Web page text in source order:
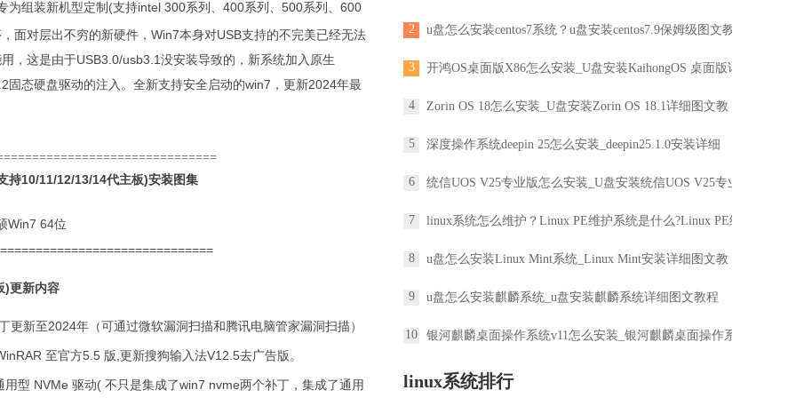
2 u盘怎么安装centos7系统？u盘安装centos7.9保姆级图文教
3 开鸿OS桌面版X86怎么安装_U盘安装KaihongOS 桌面版详
4 Zorin OS 18怎么安装_U盘安装Zorin OS 18.1详细图文教
5 深度操作系统deepin 25怎么安装_deepin25.1.0安装详细
6 统信UOS V25专业版怎么安装_U盘安装统信UOS V25专业版
7 linux系统怎么维护？Linux PE维护系统是什么?Linux PE维
8 u盘怎么安装Linux Mint系统_Linux Mint安装详细图文教
9 u盘怎么安装麒麟系统_u盘安装麒麟系统详细图文教程
10 银河麒麟桌面操作系统v11怎么安装_银河麒麟桌面操作系
linux系统排行
为组装新机型定制(支持intel 300系列、400系列 500系列
、600
面对层出不穷的新硬件，Win7本身对USB支持的不完美已经无法
，这是由于USB3.0/usb3.1没安装导致的，新系统加入原生
态硬盘驱动的注入。全新支持安全启动的win7，更新2024年最
持10/11/12/13/14代主板)安装图集
)更新内容
至2024年（可通过微软漏洞扫描和腾讯电脑管家漏洞扫描）
至官方5.5 版,更新搜狗输入法V12.5去广告版。
NVMe 驱动( 不只是集成了win7 nvme两个补丁，集成了通用